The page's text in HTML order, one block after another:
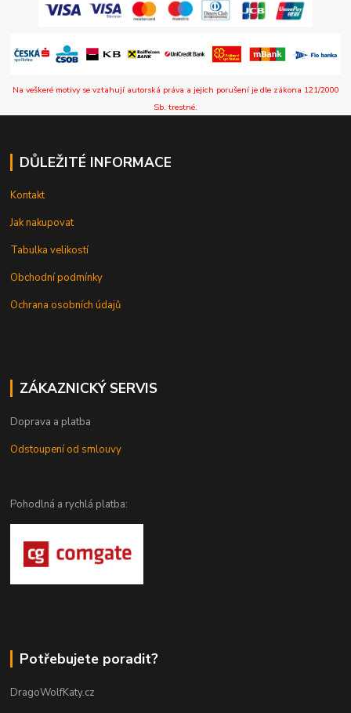
Na veškeré motivy se vztahují autorská práva a jejich porušení je dle zákona 121/2000
Sb. trestné.
DŮLEŽITÉ INFORMACE
Kontakt
Jak nakupovat
Tabulka velikostí
Obchodní podmínky
Ochrana osobních údajů
ZÁKAZNICKÝ SERVIS
Doprava a platba
Odstoupení od smlouvy
Pohodlná a rychlá platba:
Potřebujete poradit?
DragoWolfKaty.cz